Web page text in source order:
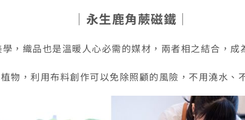
│ 永生鹿角蕨磁鐵 │
，織品也是溫暖人心必需的媒材，兩者相之結合，
物，利用布料創作可以免除照顧的風險，不用澆水、